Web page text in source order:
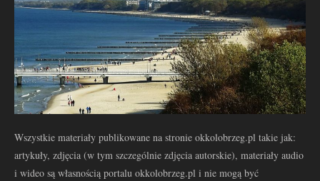
Wszystkie materiały publikowane na stronie okkolobrzeg.pl takie jak:
artykuły, zdjęcia (w tym szczególnie zdjęcia autorskie), materiały audio
i wideo są własnością portalu okkolobrzeg.pl i nie mogą być